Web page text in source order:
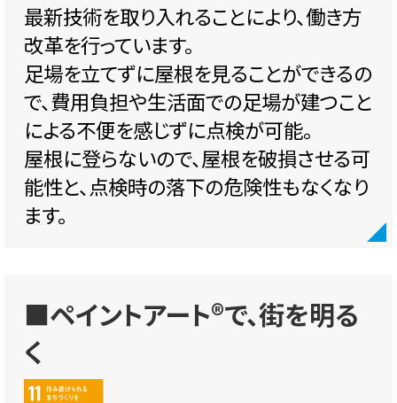
最新技術を取り入れることにより、働き方
改革を行っています。
足場を立てずに屋根を見ることができるの
で、費用負担や生活面での足場が建つこと
による不便を感じずに点検が可能。
屋根に登らないので、屋根を破損させる可
能性と、点検時の落下の危険性もなくなり
ます。
■ペイントアート®で、街を明る
く